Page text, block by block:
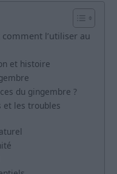
l’utiliser au
et histoire
du gingembre ?
et les troubles